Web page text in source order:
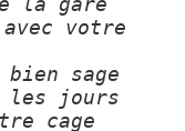
votre
sage
les jours
cage